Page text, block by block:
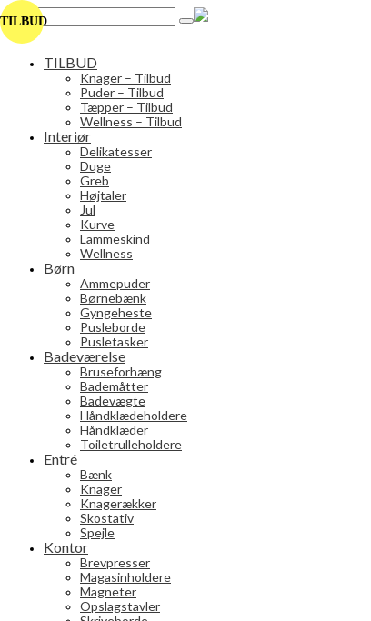
Search
for:
TILBUD
Knager – Tilbud
Puder – Tilbud
Tæpper – Tilbud
Wellness – Tilbud
Interiør
Delikatesser
Duge
Greb
Højtaler
Jul
Kurve
Lammeskind
Wellness
Børn
Ammepuder
Børnebænk
Gyngeheste
Pusleborde
Pusletasker
Badeværelse
Bruseforhæng
Bademåtter
Badevægte
Håndklædeholdere
Håndklæder
Toiletrulleholdere
Entré
Bænk
Knager
Knagerækker
Skostativ
Spejle
Kontor
Brevpresser
Magasinholdere
Magneter
Opslagstavler
TILBUD